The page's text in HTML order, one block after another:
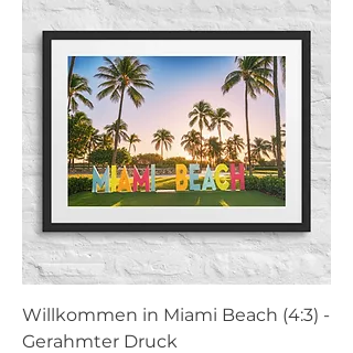
Willkommen in Miami Beach (4:3) -
Gerahmter Druck